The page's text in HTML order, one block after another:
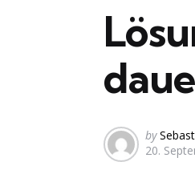
Posted
by
by
20.